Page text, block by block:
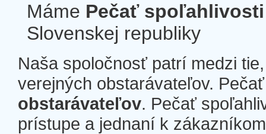
Máme Pečať spoľahlivosti
Slovenskej republiky
Naša spoločnosť patrí medzi
verejných obstarávateľov.
obstarávateľov. Pečať
prístupe a jednaní k